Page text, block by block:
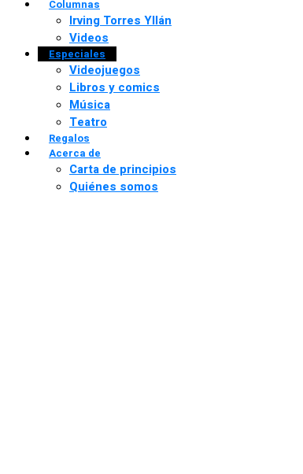
Columnas
Irving Torres Yllán
Videos
Especiales
Videojuegos
Libros y comics
Música
Teatro
Regalos
Acerca de
Carta de principios
Quiénes somos